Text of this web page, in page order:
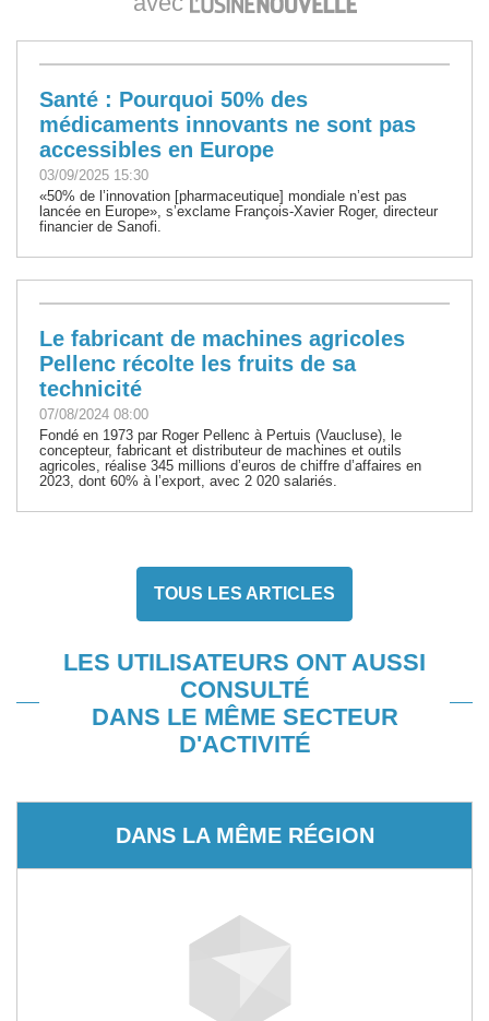
Santé : Pourquoi 50% des
médicaments innovants ne sont pas
accessibles en Europe
03/09/2025 15:30
«50% de l’innovation [pharmaceutique] mondiale n’est pas
lancée en Europe», s’exclame François-Xavier Roger, directeur
financier de Sanofi.
Le fabricant de machines agricoles
Pellenc récolte les fruits de sa
technicité
07/08/2024 08:00
Fondé en 1973 par Roger Pellenc à Pertuis (Vaucluse), le
concepteur, fabricant et distributeur de machines et outils
agricoles, réalise 345 millions d’euros de chiffre d’affaires en
2023, dont 60% à l’export, avec 2 020 salariés.
TOUS LES ARTICLES
LES UTILISATEURS ONT AUSSI
CONSULTÉ
DANS LE MÊME SECTEUR
D'ACTIVITÉ
DANS LA MÊME RÉGION